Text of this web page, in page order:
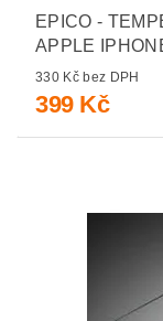
EPICO -
APPLE
330 Kč bez DPH
399 Kč